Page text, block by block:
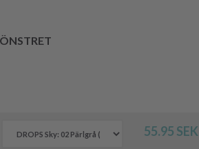
55.95 SEK